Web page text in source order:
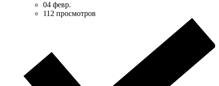
04 февр.
112 просмотров